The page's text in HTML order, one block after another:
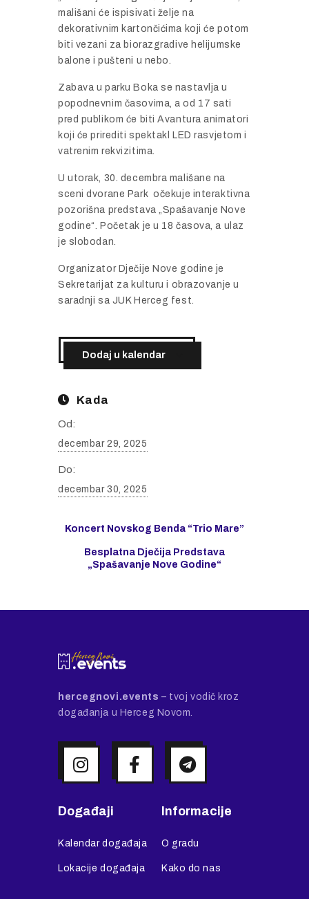
mališani će ispisivati želje na
dekorativnim kartončićima koji će potom
biti vezani za biorazgradive helijumske
balone i pušteni u nebo.
Zabava u parku Boka se nastavlja u
popodnevnim časovima, a od 17 sati
pred publikom će biti Avantura animatori
koji će prirediti spektakl LED rasvjetom i
vatrenim rekvizitima.
U utorak, 30. decembra mališane na
sceni dvorane Park očekuje interaktivna
pozorišna predstava „Spašavanje Nove
godine“. Početak je u 18 časova, a ulaz
je slobodan.
Organizator Dječije Nove godine je
Sekretarijat za kulturu i obrazovanje u
saradnji sa JUK Herceg fest.
Dodaj u kalendar
Kada
Od:
decembar 29, 2025
Do:
decembar 30, 2025
Koncert Novskog Benda “Trio Mare”
Besplatna Dječija Predstava
„Spašavanje Nove Godine“
hercegnovi.events – tvoj vodič kroz
događanja u Herceg Novom.
Događaji
Kalendar događaja
Lokacije događaja
Informacije
O gradu
Kako do nas